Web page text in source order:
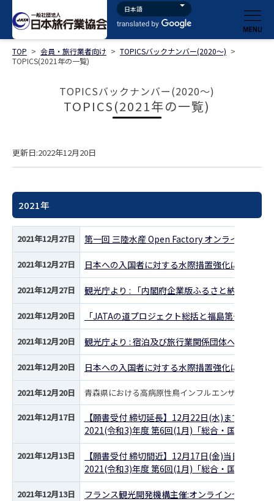
TOP > 会員・旅行業者向け > TOPICSバックナンバー(2020～) >
TOPICS(2021年の一覧)
TOPICSバックナンバー(2020～)
TOPICS(2021年の一覧)
更新日:2022年12月20日
2021年
2021年12月27日 第一回 三陸水産 Open Factory オンラインセミ
2021年12月27日 日本への入国者に対する水際措置強化に係る周
2021年12月27日 観光庁より : 「内閣府企業版ふるさと納税マッ
2021年12月20日 「JATAの道プロジェクト総括と福島第一原子
2021年12月20日 観光庁より : 宿泊及び旅行業関係団体へのPCR
2021年12月20日 日本への入国者に対する水際措置強化に係る周
2021年12月20日 青森県における高病原性鳥インフルエンザの疑似患
2021年12月17日
【願書受付 締切延長】12月22日(水)まで延長し
2021(令和3)年度 第6回(1月)「総合・国内旅程管
2021年12月13日
【願書受付 締切間近】12月17日(金)当日消印有効
2021(令和3)年度 第6回(1月)「総合・国内旅程管
2021年12月13日 フランス観光開発機構主催:オンラインセミナー